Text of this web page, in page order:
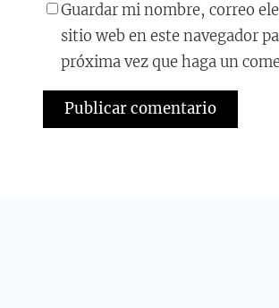
Guardar mi nombre, correo
sitio web en este navegador
próxima vez que haga un